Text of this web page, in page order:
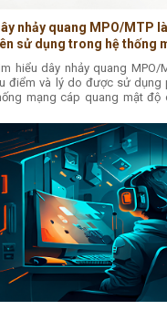
nhảy quang MPO/MTP
sử dụng trong hệ thống
độ cao, Tổng hợp
hiểu dây nhảy quang MPO/
điểm và lý do được sử dụng
mạng cáp quang mật độ
100G/400